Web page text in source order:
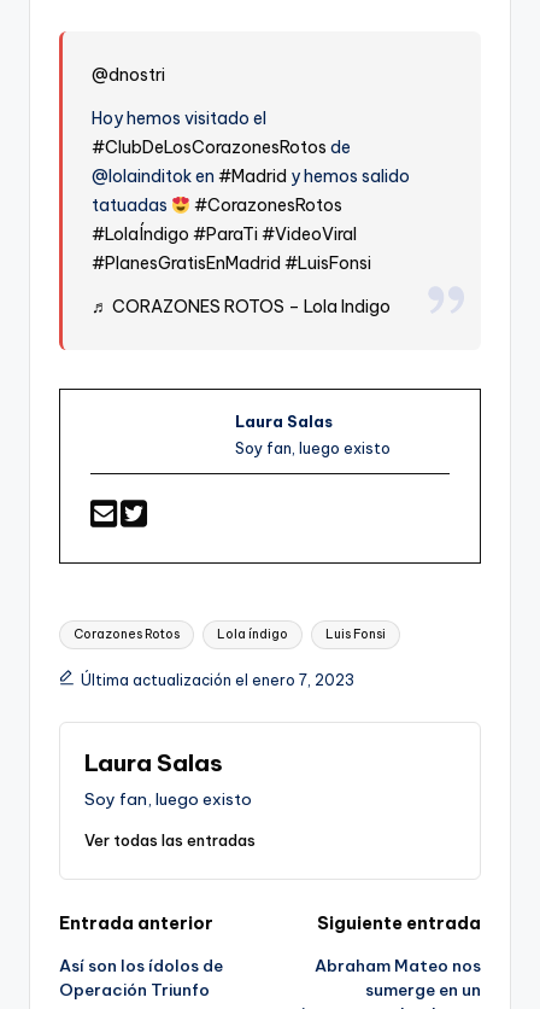
@dnostri
Hoy hemos visitado el
#ClubDeLosCorazonesRotos de
@lolainditok en#Madrid y hemos salido
tatuadas
#CorazonesRotos
#LolaÍndigo #ParaTi #VideoViral
#PlanesGratisEnMadrid #LuisFonsi
♬ CORAZONES ROTOS – Lola Indigo
Laura Salas
Soy fan, luego existo
Etiquetas:
Corazones Rotos Lola índigo Luis Fonsi
Última actualización el enero 7, 2023
Laura Salas
Soy fan, luego existo
Ver todas las entradas
Navegación
de
Entrada anterior
Así son los ídolos de
Operación Triunfo
Siguiente entrada
Abraham Mateo nos
sumerge en un